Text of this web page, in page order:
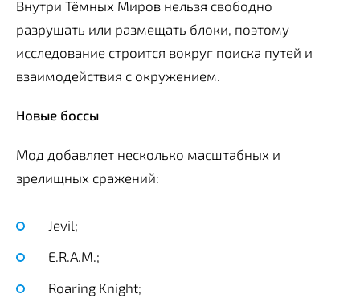
Внутри Тёмных Миров нельзя свободно
разрушать или размещать блоки, поэтому
исследование строится вокруг поиска путей и
взаимодействия с окружением.
Новые боссы
Мод добавляет несколько масштабных и
зрелищных сражений:
Jevil;
E.R.A.M.;
Roaring Knight;